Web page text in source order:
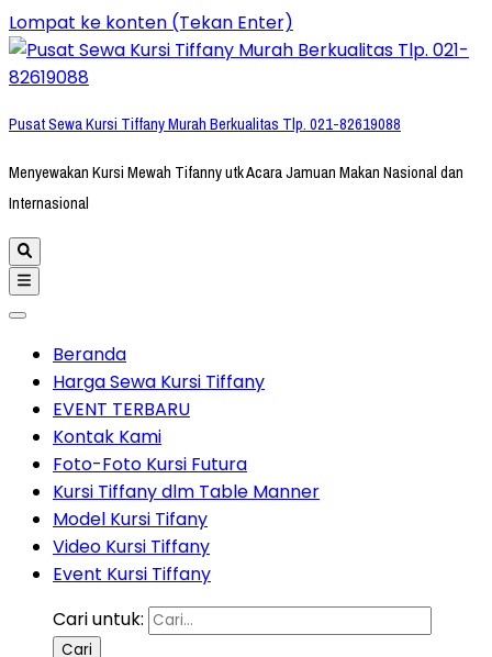
Lompat ke konten (Tekan Enter)
Pusat Sewa Kursi Tiffany Murah Berkualitas Tlp. 021-82619088
Menyewakan Kursi Mewah Tifanny utk Acara Jamuan Makan Nasional dan
Internasional
Beranda
Harga Sewa Kursi Tiffany
EVENT TERBARU
Kontak Kami
Foto-Foto Kursi Futura
Kursi Tiffany dlm Table Manner
Model Kursi Tifany
Video Kursi Tiffany
Event Kursi Tiffany
Cari untuk: